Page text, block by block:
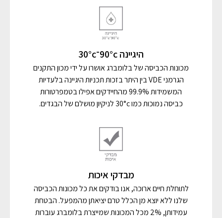
היגיינה 90°c־30°c
מכונות הכביסה של בלומברג אושרו על ידי מכון התקנים
הגרמני VDE בין היתר בזכות תכניות היגיינה בלעדיות
המשמידות 99.9% מהחיידקים אפילו בטמפרטורות
כביסה נמוכות כמו 30°c לניקיון מושלם של הבגדים.
מבדקי איכות
לתוחלת חיים ארוכה, אנו בודקים את כל מכונות הכביסה
שלנו ללא יוצא מן הכלל טרם יציאתן מהמפעל. הבטחת
עמידותן, 2% מכל המכונות שמייצרת בלומברג עוברות